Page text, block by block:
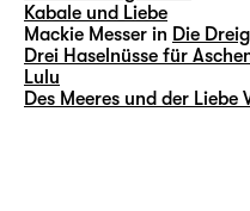
Kabale und Liebe
Mackie Messer in Die
Drei Haselnüsse für
Lulu
Des Meeres und der Liebe